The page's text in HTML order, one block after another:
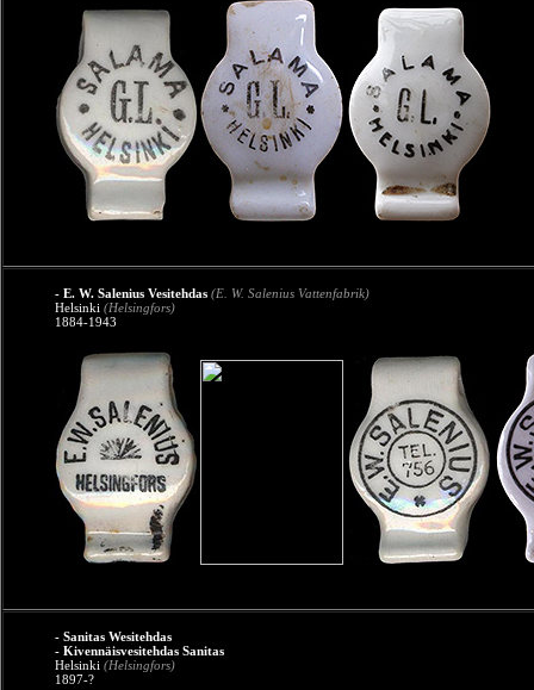
- E. W. Salenius Vesitehdas (E. W. Salenius Vattenfabrik)
Helsinki (Helsingfors)
1884-1943
- Sanitas Wesitehdas
- Kivennäisvesitehdas Sanitas
Helsinki (Helsingfors)
1897-?